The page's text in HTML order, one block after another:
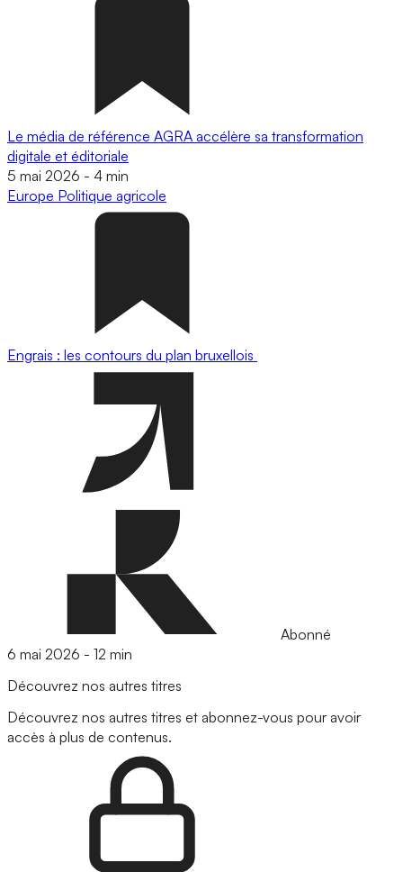
Le média de référence AGRA accélère sa transformation
digitale et éditoriale
5 mai 2026 - 4 min
Europe Politique agricole
Engrais : les contours du plan bruxellois
Abonné
6 mai 2026 - 12 min
Découvrez nos autres titres
Découvrez nos autres titres et abonnez-vous pour avoir
accès à plus de contenus.